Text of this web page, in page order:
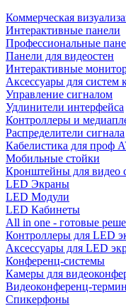
Коммерческая
Интерактивные панели
Профессиональные
Панели для видеостен
Интерактивные
Аксессуары для систем
Управление сигналом
Удлинители интерфейса
Контроллеры и
Распределители сигнала
Кабелистика для проф
Мобильные стойки
Кронштейны для видео
LED Экраны
LED Модули
LED Кабинеты
All in one - готовые
Контроллеры для LED
Аксессуары для LED
Конференц-системы
Камеры для
Видеоконференц-
Спикерфоны